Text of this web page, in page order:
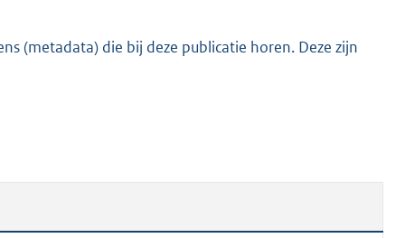
(metadata) die bij deze publicatie horen. Deze zijn